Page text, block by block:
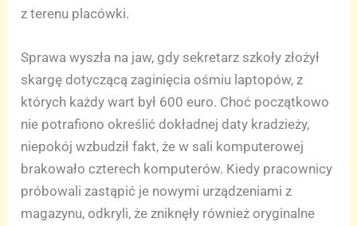
z terenu placówki.
Sprawa wyszła na jaw, gdy sekretarz szkoły złożył
skargę dotyczącą zaginięcia ośmiu laptopów, z
których każdy wart był 600 euro. Choć początkowo
nie potrafiono określić dokładnej daty kradzieży,
niepokój wzbudził fakt, że w sali komputerowej
brakowało czterech komputerów. Kiedy pracownicy
próbowali zastąpić je nowymi urządzeniami z
magazynu, odkryli, że zniknęły również oryginalne